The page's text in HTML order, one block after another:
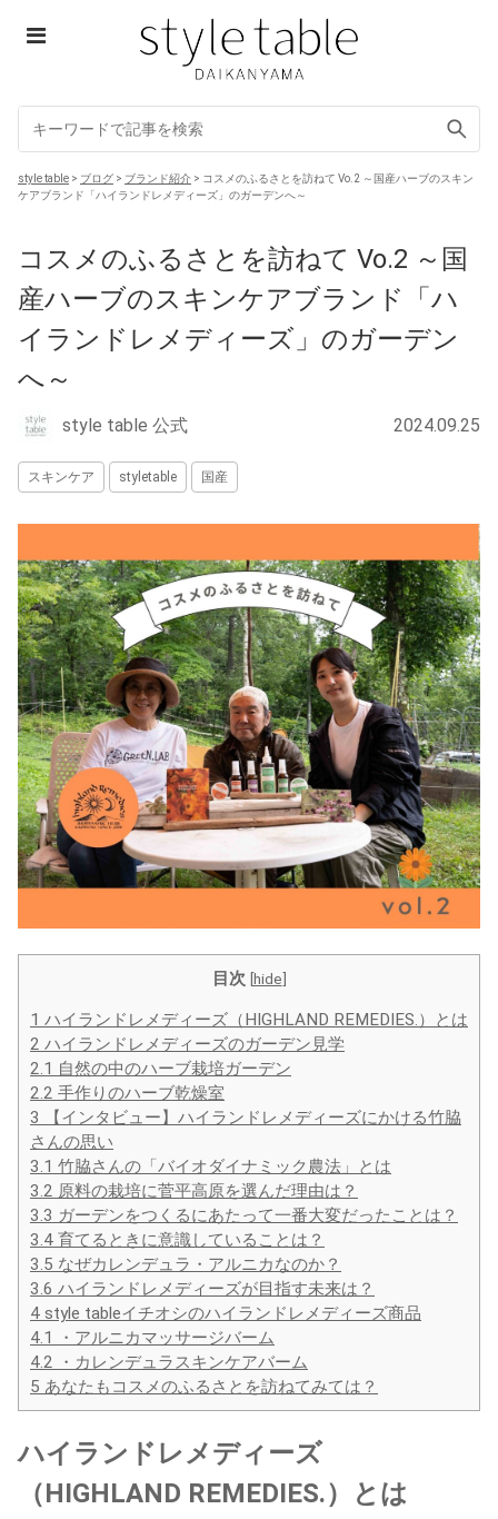
Skip
style table > ブログ > ブランド紹介 > コスメのふるさとを訪ねて Vo.2 ～国産ハーブのスキン
ケアブランド「ハイランドレメディーズ」のガーデンへ～
コスメのふるさとを訪ねて Vo.2 ～国
産ハーブのスキンケアブランド「ハ
イランドレメディーズ」のガーデン
へ～
style table 公式 2024.09.25
スキンケア styletable 国産
目次 [hide]
1 ハイランドレメディーズ（HIGHLAND REMEDIES.）とは
2 ハイランドレメディーズのガーデン見学
2.1 自然の中のハーブ栽培ガーデン
2.2 手作りのハーブ乾燥室
3
【インタビュー】ハイランドレメディーズにかける竹脇
さんの思い
3.1 竹脇さんの「バイオダイナミック農法」とは
3.2 原料の栽培に菅平高原を選んだ理由は？
3.3 ガーデンをつくるにあたって一番大変だったことは？
3.4 育てるときに意識していることは？
3.5 なぜカレンデュラ・アルニカなのか？
3.6 ハイランドレメディーズが目指す未来は？
4 style tableイチオシのハイランドレメディーズ商品
4.1
・アルニカマッサージバーム
4.2 ・カレンデュラスキンケアバーム
5 あなたもコスメのふるさとを訪ねてみては？
ハイランドレメディーズ
（HIGHLAND REMEDIES.）とは